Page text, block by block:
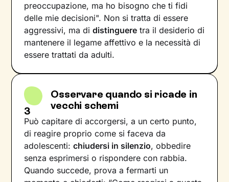
preoccupazione, ma ho bisogno che ti fidi
delle mie decisioni". Non si tratta di essere
aggressivi, ma didistinguere tra il desiderio di
mantenere il legame affettivo e la necessità di
essere trattati da adulti.
3
Osservare quando si ricade in
vecchi schemi
Può capitare di accorgersi, a un certo punto,
di reagire proprio come si faceva da
adolescenti:chiudersi in silenzio, obbedire
senza esprimersi o rispondere con rabbia.
Quando succede, prova a fermarti un